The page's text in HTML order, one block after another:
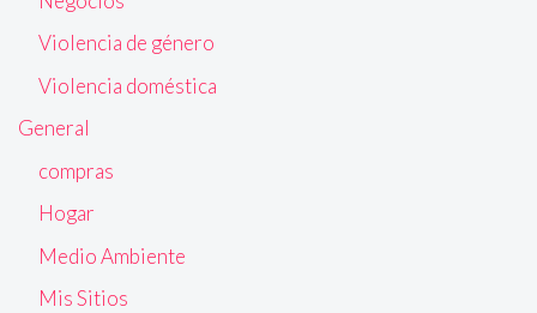
Violencia de género
Violencia doméstica
General
compras
Hogar
Medio Ambiente
Mis Sitios